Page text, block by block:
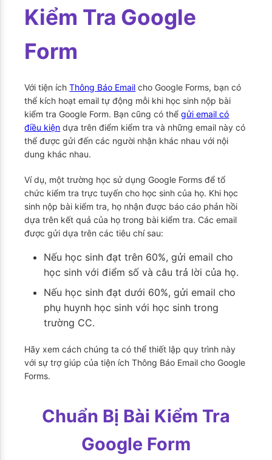
Kiểm Tra Google
Form
Với tiện íchThông Báo Email cho Google Forms, bạn có
thể kích hoạt email tự động mỗi khi học sinh nộp bài
kiểm tra Google Form. Bạn cũng có thểgửi email có
điều kiện dựa trên điểm kiểm tra và những email này có
thể được gửi đến các người nhận khác nhau với nội
dung khác nhau.
Ví dụ, một trường học sử dụng Google Forms để tổ
chức kiểm tra trực tuyến cho học sinh của họ. Khi học
sinh nộp bài kiểm tra, họ nhận được báo cáo phản hồi
dựa trên kết quả của họ trong bài kiểm tra. Các email
được gửi dựa trên các tiêu chí sau:
Nếu học sinh đạt trên 60%, gửi email cho
học sinh với điểm số và câu trả lời của họ.
Nếu học sinh đạt dưới 60%, gửi email cho
phụ huynh học sinh với học sinh trong
trường CC.
Hãy xem cách chúng ta có thể thiết lập quy trình này
với sự trợ giúp của tiện ích Thông Báo Email cho Google
Forms.
Chuẩn Bị Bài Kiểm Tra
Google Form